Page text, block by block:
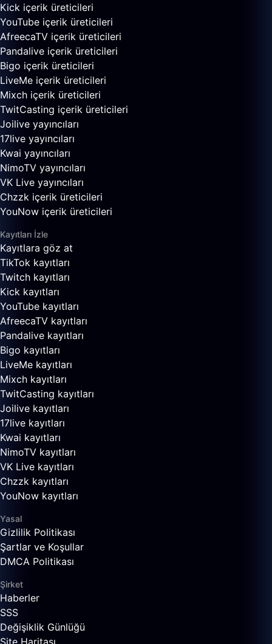
Kick içerik üreticileri
YouTube içerik üreticileri
AfreecaTV içerik üreticileri
Pandalive içerik üreticileri
Bigo içerik üreticileri
LiveMe içerik üreticileri
Mixch içerik üreticileri
TwitCasting içerik üreticileri
Joilive yayıncıları
17live yayıncıları
Kwai yayıncıları
NimoTV yayıncıları
VK Live yayıncıları
Chzzk içerik üreticileri
YouNow içerik üreticileri
Kayıtları İzle
Kayıtlara göz at
TikTok kayıtları
Twitch kayıtları
Kick kayıtları
YouTube kayıtları
AfreecaTV kayıtları
Pandalive kayıtları
Bigo kayıtları
LiveMe kayıtları
Mixch kayıtları
TwitCasting kayıtları
Joilive kayıtları
17live kayıtları
Kwai kayıtları
NimoTV kayıtları
VK Live kayıtları
Chzzk kayıtları
YouNow kayıtları
Yasal
Gizlilik Politikası
Şartlar ve Koşullar
DMCA Politikası
Şirket
Haberler
SSS
Değişiklik Günlüğü